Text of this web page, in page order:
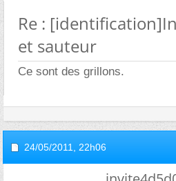
Re :
et sauteur
Ce sont des grillons.
24/05/2011, 22h06